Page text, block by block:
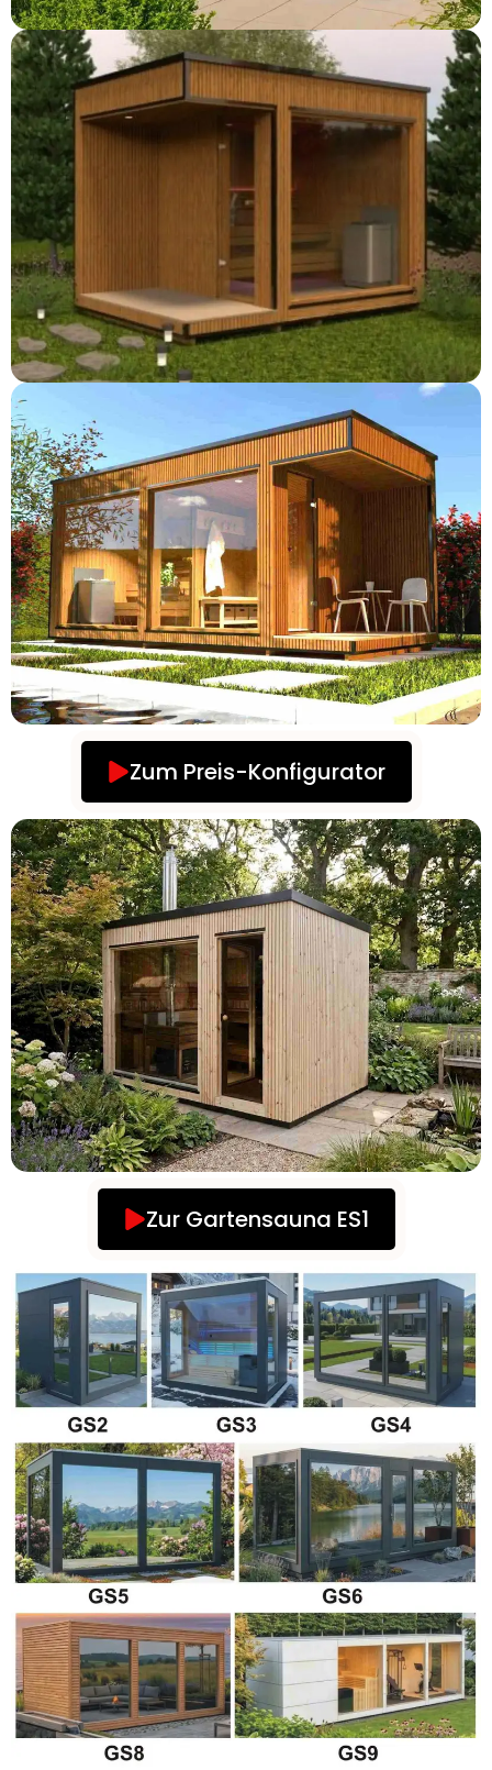
Zum Preis-Konfigurator
Zur Gartensauna ES1